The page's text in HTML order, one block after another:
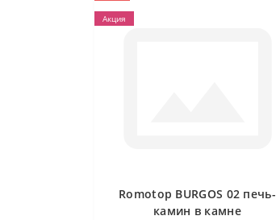
Акция
Romotop BURGOS 02 печь-
камин в камне